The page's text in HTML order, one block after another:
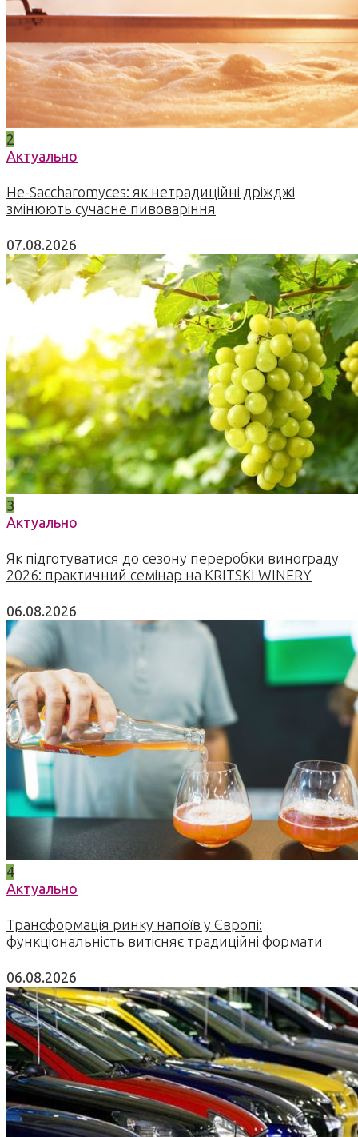
2
Актуально
Не-Saccharomyces: як нетрадиційні дріжджі
змінюють сучасне пивоваріння
07.08.2026
3
Актуально
Як підготуватися до сезону переробки винограду
2026: практичний семінар на KRITSKI WINERY
06.08.2026
4
Актуально
Трансформація ринку напоїв у Європі:
функціональність витісняє традиційні формати
06.08.2026